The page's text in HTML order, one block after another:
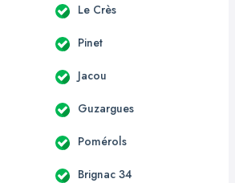
Le Crès
Pinet
Jacou
Guzargues
Pomérols
Brignac 34